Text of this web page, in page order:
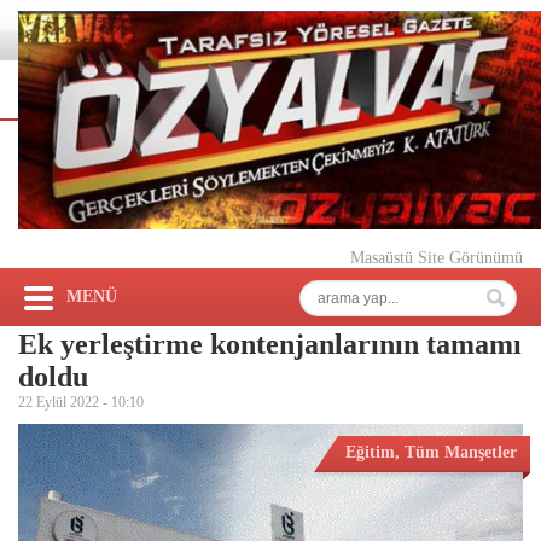
Masaüstü Site Görünümü
MENÜ
Ek yerleştirme kontenjanlarının tamamı
doldu
22 Eylül 2022 - 10:10
Eğitim, Tüm Manşetler